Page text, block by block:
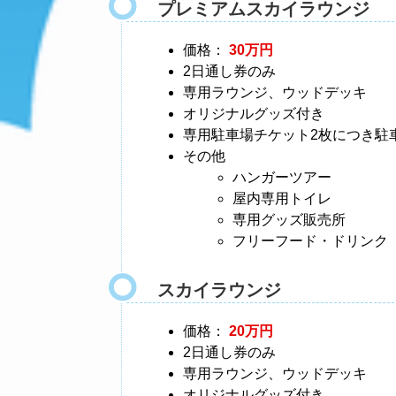
プレミアムスカイラウンジ
価格： 30万円
2日通し券のみ
専用ラウンジ、ウッドデッキ
オリジナルグッズ付き
専用駐車場チケット2枚につき駐
その他
ハンガーツアー
屋内専用トイレ
専用グッズ販売所
フリーフード・ドリンク
スカイラウンジ
価格： 20万円
2日通し券のみ
専用ラウンジ、ウッドデッキ